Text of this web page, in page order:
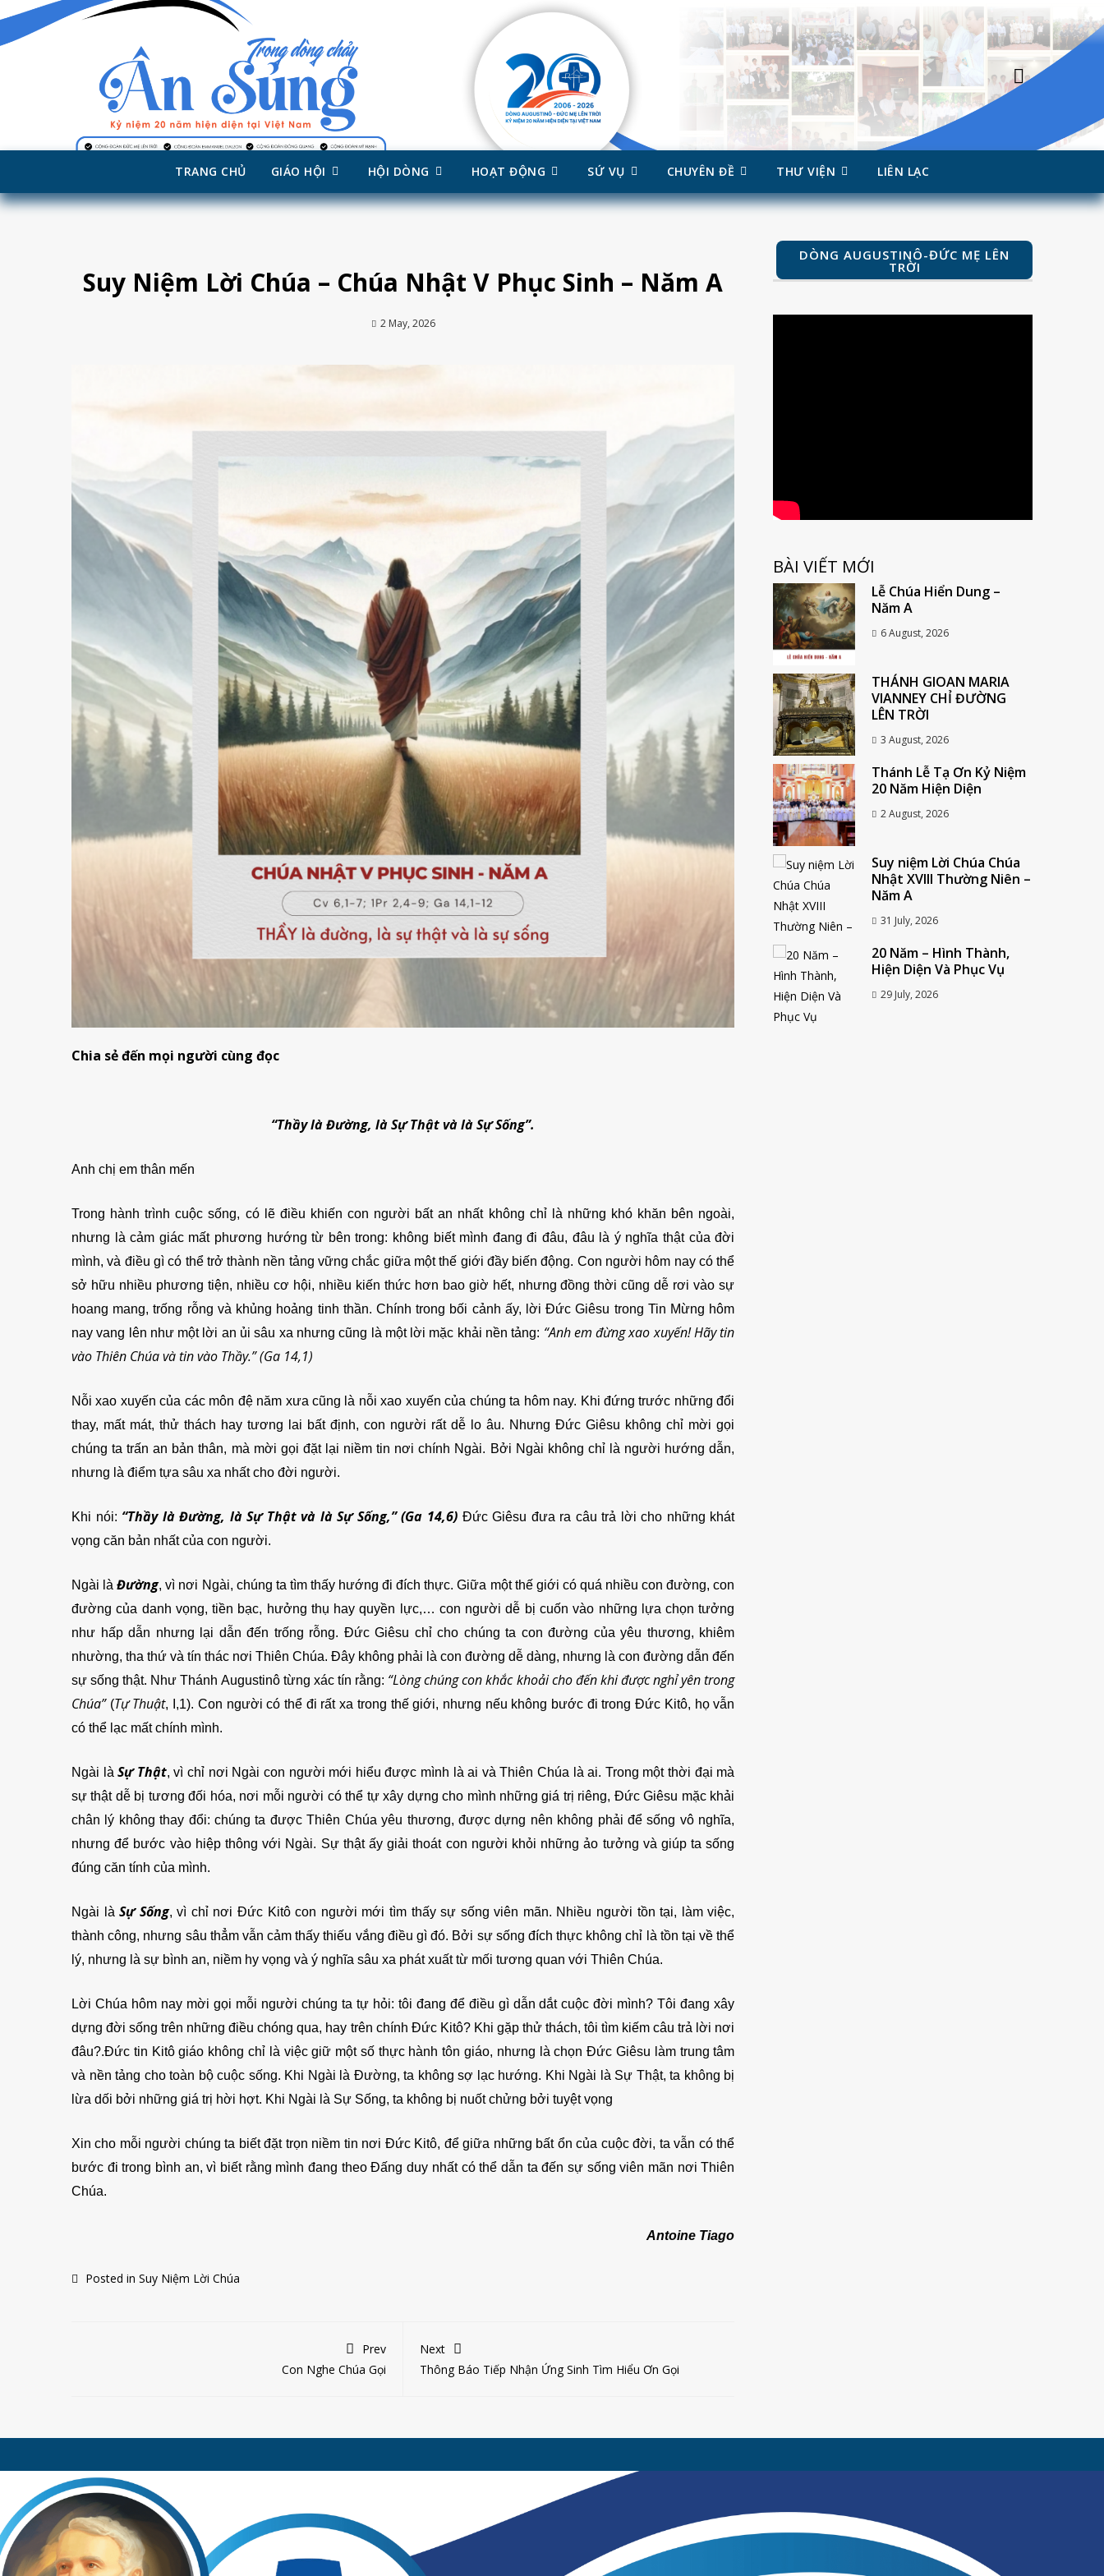
Skip
TRANG CHỦ GIÁO HỘI HỘI DÒNG HOẠT ĐỘNG SỨ VỤ CHUYÊN ĐỀ THƯ VIỆN LIÊN LẠC
Suy Niệm Lời Chúa – Chúa Nhật V Phục Sinh – Năm A
2 May, 2026
Chia sẻ đến mọi người cùng đọc
“Thầy là Đường, là Sự Thật và là Sự Sống”.
Anh chị em thân mến
Trong hành trình cuộc sống, có lẽ điều khiến con người bất an nhất không chỉ là những khó khăn bên ngoài,
nhưng là cảm giác mất phương hướng từ bên trong: không biết mình đang đi đâu, đâu là ý nghĩa thật của đời
mình, và điều gì có thể trở thành nền tảng vững chắc giữa một thế giới đầy biến động. Con người hôm nay có thể
sở hữu nhiều phương tiện, nhiều cơ hội, nhiều kiến thức hơn bao giờ hết, nhưng đồng thời cũng dễ rơi vào sự
hoang mang, trống rỗng và khủng hoảng tinh thần. Chính trong bối cảnh ấy, lời Đức Giêsu trong Tin Mừng hôm
nay vang lên như một lời an ủi sâu xa nhưng cũng là một lời mặc khải nền tảng: “Anh em đừng xao xuyến! Hãy tin
vào Thiên Chúa và tin vào Thầy.”(Ga 14,1)
Nỗi xao xuyến của các môn đệ năm xưa cũng là nỗi xao xuyến của chúng ta hôm nay. Khi đứng trước những đổi
thay, mất mát, thử thách hay tương lai bất định, con người rất dễ lo âu. Nhưng Đức Giêsu không chỉ mời gọi
chúng ta trấn an bản thân, mà mời gọi đặt lại niềm tin nơi chính Ngài. Bởi Ngài không chỉ là người hướng dẫn,
nhưng là điểm tựa sâu xa nhất cho đời người.
Khi nói: “Thầy là Đường, là Sự Thật và là Sự Sống,”(Ga 14,6)Đức Giêsu đưa ra câu trả lời cho những khát
vọng căn bản nhất của con người.
Ngài làĐường, vì nơi Ngài, chúng ta tìm thấy hướng đi đích thực. Giữa một thế giới có quá nhiều con đường, con
đường của danh vọng, tiền bạc, hưởng thụ hay quyền lực,… con người dễ bị cuốn vào những lựa chọn tưởng
như hấp dẫn nhưng lại dẫn đến trống rỗng. Đức Giêsu chỉ cho chúng ta con đường của yêu thương, khiêm
nhường, tha thứ và tín thác nơi Thiên Chúa. Đây không phải là con đường dễ dàng, nhưng là con đường dẫn đến
sự sống thật. Như Thánh Augustinô từng xác tín rằng: “Lòng chúng con khắc khoải cho đến khi được nghỉ yên trong
Chúa”(Tự Thuật, I,1). Con người có thể đi rất xa trong thế giới, nhưng nếu không bước đi trong Đức Kitô, họ vẫn
có thể lạc mất chính mình.
Ngài làSự Thật, vì chỉ nơi Ngài con người mới hiểu được mình là ai và Thiên Chúa là ai. Trong một thời đại mà
sự thật dễ bị tương đối hóa, nơi mỗi người có thể tự xây dựng cho mình những giá trị riêng, Đức Giêsu mặc khải
chân lý không thay đổi: chúng ta được Thiên Chúa yêu thương, được dựng nên không phải để sống vô nghĩa,
nhưng để bước vào hiệp thông với Ngài. Sự thật ấy giải thoát con người khỏi những ảo tưởng và giúp ta sống
đúng căn tính của mình.
Ngài làSự Sống, vì chỉ nơi Đức Kitô con người mới tìm thấy sự sống viên mãn. Nhiều người tồn tại, làm việc,
thành công, nhưng sâu thẳm vẫn cảm thấy thiếu vắng điều gì đó. Bởi sự sống đích thực không chỉ là tồn tại về thể
lý, nhưng là sự bình an, niềm hy vọng và ý nghĩa sâu xa phát xuất từ mối tương quan với Thiên Chúa.
Lời Chúa hôm nay mời gọi mỗi người chúng ta tự hỏi: tôi đang để điều gì dẫn dắt cuộc đời mình? Tôi đang xây
dựng đời sống trên những điều chóng qua, hay trên chính Đức Kitô? Khi gặp thử thách, tôi tìm kiếm câu trả lời nơi
đâu?.Đức tin Kitô giáo không chỉ là việc giữ một số thực hành tôn giáo, nhưng là chọn Đức Giêsu làm trung tâm
và nền tảng cho toàn bộ cuộc sống. Khi Ngài là Đường, ta không sợ lạc hướng. Khi Ngài là Sự Thật, ta không bị
lừa dối bởi những giá trị hời hợt. Khi Ngài là Sự Sống, ta không bị nuốt chửng bởi tuyệt vọng
Xin cho mỗi người chúng ta biết đặt trọn niềm tin nơi Đức Kitô, để giữa những bất ổn của cuộc đời, ta vẫn có thể
bước đi trong bình an, vì biết rằng mình đang theo Đấng duy nhất có thể dẫn ta đến sự sống viên mãn nơi Thiên
Chúa.
Antoine Tiago
Posted in Suy Niệm Lời Chúa
Prev
Con Nghe Chúa Gọi
Next
Thông Báo Tiếp Nhận Ứng Sinh Tìm Hiểu Ơn Gọi
DÒNG AUGUSTINÔ-ĐỨC MẸ LÊN
TRỜI
BÀI VIẾT MỚI
Lễ Chúa Hiển Dung –
Năm A
6 August, 2026
THÁNH GIOAN MARIA
VIANNEY CHỈ ĐƯỜNG
LÊN TRỜI
3 August, 2026
Thánh Lễ Tạ Ơn Kỷ Niệm
20 Năm Hiện Diện
2 August, 2026
Suy niệm Lời Chúa Chúa
Nhật XVIII Thường Niên –
Năm A
31 July, 2026
20 Năm – Hình Thành,
Hiện Diện Và Phục Vụ
29 July, 2026